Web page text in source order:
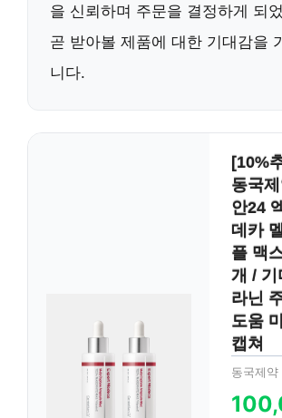
을 신뢰하며 주문을 결정하게 되
곧 받아볼 제품에 대한 기대감을
니다.
[10%
동국
안24
데카
플 맥
개 / 기
라닌
도움
캡쳐
동국제